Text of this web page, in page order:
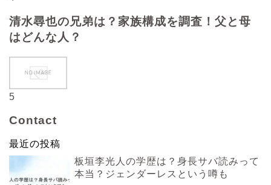
清水尋也の兄弟は？家族構成を調査！父と母
はどんな人？
5
Contact
最近の投稿
板垣李光人の学歴は？身長サバ読みって
本当？ジェンダーレスという噂も